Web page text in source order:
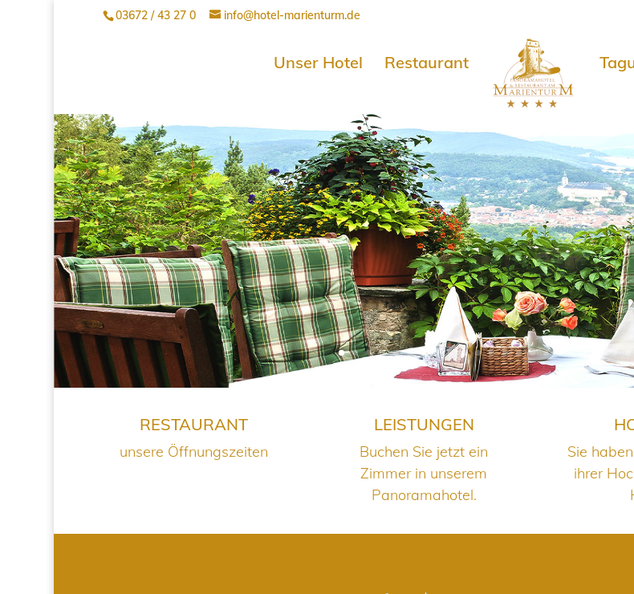
03672 / 43 27 0 info@hotel-marienturm.de
Unser Hotel Restaurant
RESTAURANT
unsere Öffnungszeiten
LEISTUNGEN
Buchen Sie jetzt ein
Zimmer in unserem
Panoramahotel.
Sie
ihrer